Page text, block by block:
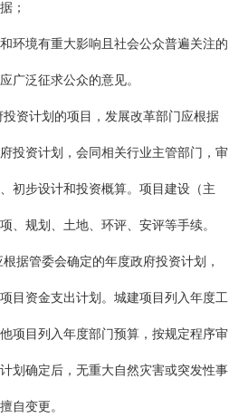
；
环境有重大影响且社会公众普遍关注的
广泛征求公众的意见。
资计划的项目，发展改革部门应根据
投资计划，会同相关行业主管部门，审
初步设计和投资概算。项目建设（主
、规划、土地、环评、安评等手续。
据管委会确定的年度政府投资计划，
目资金支出计划。城建项目列入年度工
项目列入年度部门预算，按规定程序审
划确定后，无重大自然灾害或突发性事
自变更。